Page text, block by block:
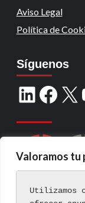
Valoramos tu
Utilizamos
Aviso Legal
Política de
Síguenos